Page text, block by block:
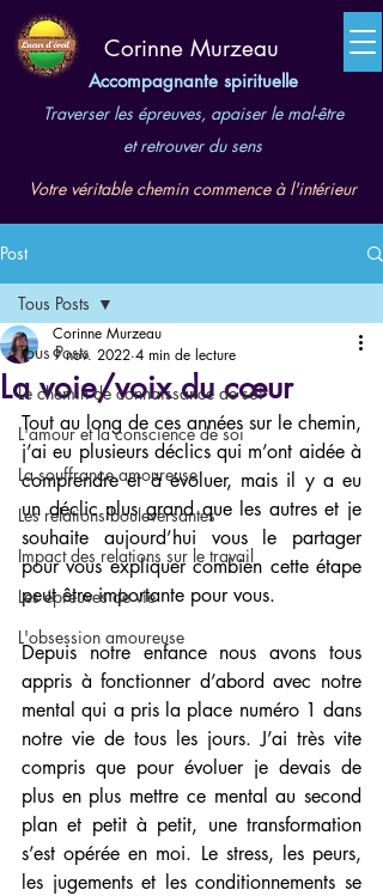
​Corinne Murzeau
Accompagnante spirituelle
Traverser les épreuves, apaiser le mal-être
et retrouver du sens
Votre véritable chemin commence à l'intérieur
Post
Tous Posts
Le chemin de connaissance de soi
L'amour et la conscience de soi
La souffrance amoureuse
Les relations bouleversantes
Impact des relations sur le travail
Les épreuves de vie
L'obsession amoureuse
Tous Posts
La voie/voix du cœur
Corinne Murzeau
9 nov. 2022 4 min de lecture
Tout au long de ces années sur le chemin,
j’ai eu plusieurs déclics qui m’ont aidée à
comprendre et à évoluer, mais il y a eu
un déclic plus grand que les autres et je
souhaite aujourd’hui vous le partager
pour vous expliquer combien cette étape
peut être importante pour vous.
Depuis notre enfance nous avons tous
appris à fonctionner d’abord avec notre
mental qui a pris la place numéro 1 dans
notre vie de tous les jours. J’ai très vite
compris que pour évoluer je devais de
plus en plus mettre ce mental au second
plan et petit à petit, une transformation
s’est opérée en moi. Le stress, les peurs,
les jugements et les conditionnements se